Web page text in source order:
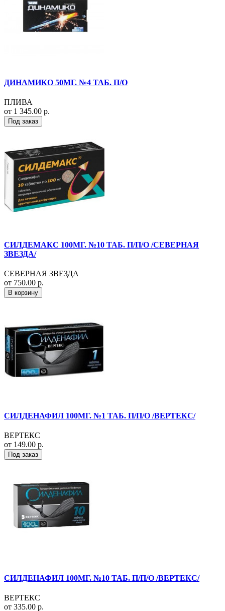
ДИНАМИКО 50МГ. №4 ТАБ. П/О
ПЛИВА
от 1 345.00 р.
Под заказ
СИЛДЕМАКС 100МГ. №10 ТАБ. П/П/О /СЕВЕРНАЯ
ЗВЕЗДА/
СЕВЕРНАЯ ЗВЕЗДА
от 750.00 р.
В корзину
СИЛДЕНАФИЛ 100МГ. №1 ТАБ. П/П/О /ВЕРТЕКС/
ВЕРТЕКС
от 149.00 р.
Под заказ
СИЛДЕНАФИЛ 100МГ. №10 ТАБ. П/П/О /ВЕРТЕКС/
ВЕРТЕКС
от 335.00 р.